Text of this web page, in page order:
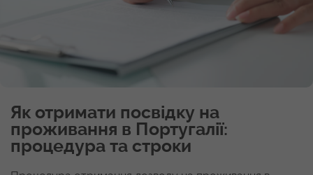
Як отримати посвідку на
проживання в Португалії:
процедура та строки